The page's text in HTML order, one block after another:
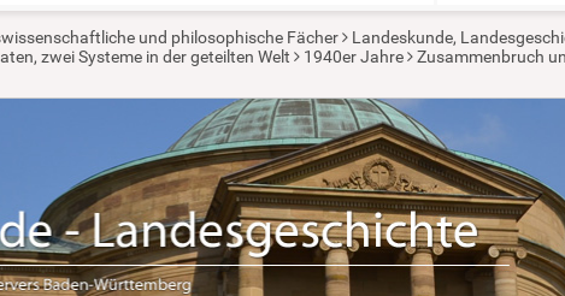
und philosophische Fächer Landeskunde,
zwei Systeme in der geteilten Welt 1940er Jahre
Zusammenbruch